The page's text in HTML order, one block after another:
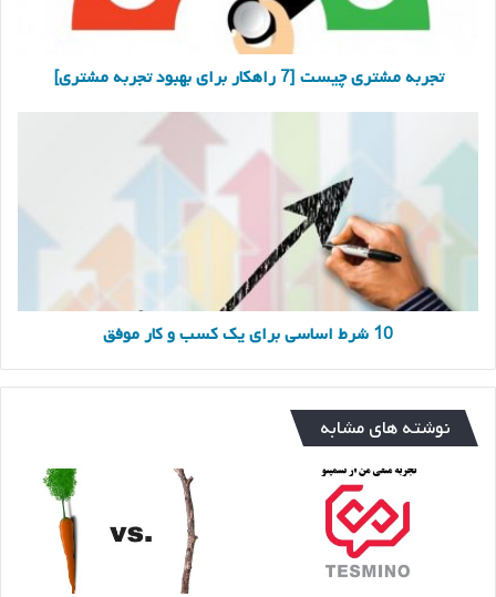
تجربه مشتری چیست [7 راهکار برای بهبود تجربه مشتری]
شرط
اساسی
10 شرط اساسی برای یک کسب و کار موفق
نوشته های مشابه